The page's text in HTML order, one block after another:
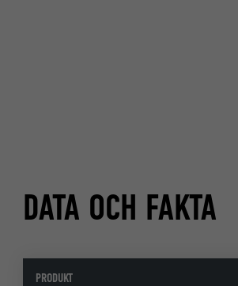
DATA OCH FAKTA
PRODUKT